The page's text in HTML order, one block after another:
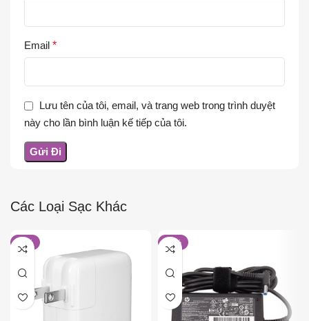
Email *
Lưu tên của tôi, email, và trang web trong trình duyệt
này cho lần bình luận kế tiếp của tôi.
Các Loại Sạc Khác
-11% -17%